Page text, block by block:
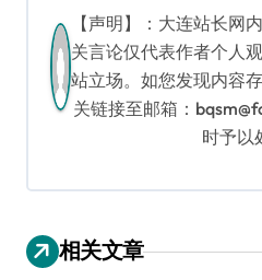
【声明】：大连站长网
关言论仅代表作者个人
站立场。如您发现内容
关链接至邮箱：
时予以
相关文章